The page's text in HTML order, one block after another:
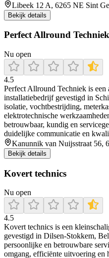
Libeek 12 A, 6265 NE Sint
Bekijk details
Perfect Allround Techniek
Nu open
4.5
Perfect Allround Techniek is een
installatiebedrijf gevestigd in
isolatie, vochtbestrijding,
elektrotechnische
betrouwbaar, kundig en
duidelijke communicatie en
Kanunnik van Nuijsstraat 56,
Bekijk details
Kovert technics
Nu open
4.5
Kovert technics is een
gevestigd in Dilsen‑Stokkem,
persoonlijke en betrouwbare
omgang, efficiënte uitvoering en